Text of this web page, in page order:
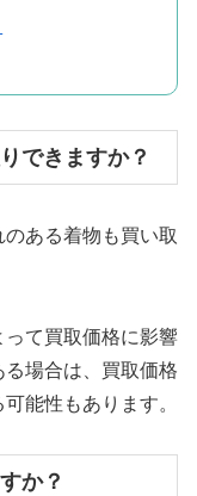
できますか？
ある着物も買い取
て買取価格に影響
場合は、買取価格
能性もあります。
か？